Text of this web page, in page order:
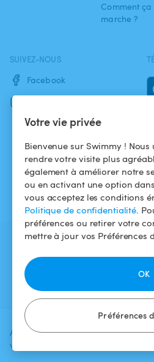
Votre vie privée
Bienvenue sur Swimmy !
rendre votre visite plus
également à améliorer notre
ou en activant une option
vous acceptez les conditions
Politique de confidentialité.
préférences ou retirer votre
mettre à jour vos Préférences
Préférences
OK
Ajoutez une date et un créneau
voir le prix
Comment ça
marche ?
SUIVEZ-NOUS
Facebook